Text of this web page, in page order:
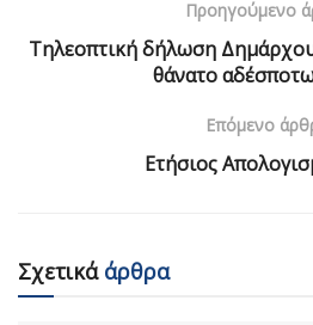
Προηγούμενο
Τηλεοπτική δήλωση Δημάρχου
θάνατο
Επόμενο
Ετήσιος
Σχετικάάρθρα